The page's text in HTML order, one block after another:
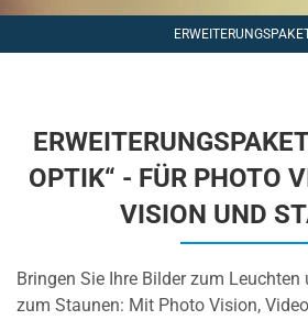
OPTIK“ - FÜR PHOTO
VISION UND
Bringen Sie Ihre Bilder zum
zum Staunen: Mit Photo Vision,